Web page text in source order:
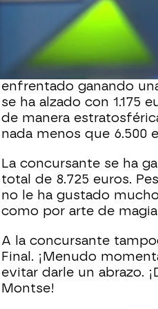
euros en el panel de
letra oculta ha logrado
con 950 euros en el
Montse ha resuelto
enfrentado ganando
se ha alzado con 1.175
de manera
nada menos que 6.500
La concursante se ha
total de 8.725 euros.
no le ha gustado
como por arte de
A la concursante
Final. ¡Menudo
evitar darle un abrazo.
Montse!